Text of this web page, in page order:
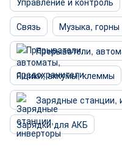
Связь
Музыка, горны
Прерыватели,
Ящики, аккумы, клеммы
Зарядные станции,
Зарядки для АКБ